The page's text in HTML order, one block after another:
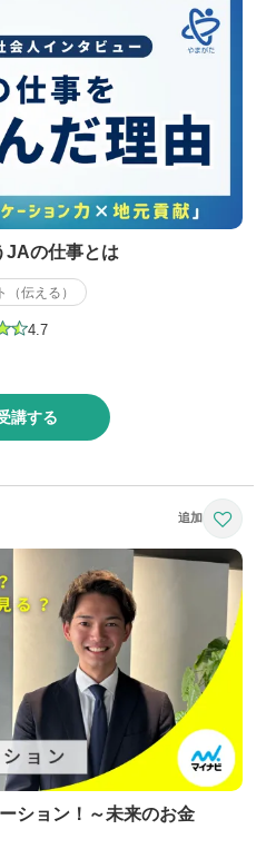
JAの仕事とは
（伝える）
4.7
講する
ション！～未来のお金